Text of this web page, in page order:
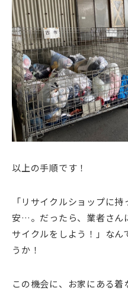
以上の手順です！
「リサイクルショップに
安…。だったら、業者さん
サイクルをしよう！」なん
うか！
この機会に、お家にある